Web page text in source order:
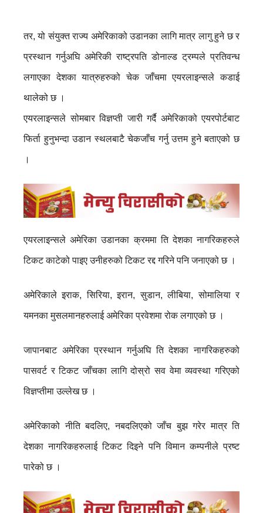
तर, यो संयुक्त राज्य अमेरिकाको उडानका लागि मात्र लागु हुने छ र
प्रस्थान गर्नुअघि अमेरिकी राष्ट्रपति डोनाल्ड ट्रम्पले प्रतिवन्ध
लगाएका देशका यात्रुहरुको चेक जाँचमा एयरलाइन्सले कडाई
थालेको छ ।
एयरलाइन्सले सोमबार विज्ञप्ती जारी गर्दै अमेरिकाको एयरपोर्टबाट
फिर्ता हुनुभन्दा उडान स्थलबाटै चेकजाँच गर्नु उत्तम हुने बताएको छ
।
एयरलाइन्सले अमेरिका उडानका क्रममा ति देशका नागरिकहरुले
टिकट काटेको पाइए उनीहरुको टिकट रद्द गरिने पनि जनाएको छ ।
अमेरिकाले इराक, सिरिया, इरान, सुडान, लीबिया, सोमालिया र
यमनका मुसलमानहरुलाई अमेरिका प्रवेशमा रोक लगाएको छ ।
जापानबाट अमेरिका प्रस्थान गर्नुअघि ति देशका नागरिकहरुको
पासवर्ट र टिकट जाँचका लागि दोस्रो सव वेमा व्यवस्था गरिएको
विज्ञप्तीमा उल्लेख छ ।
अमेरिकाको नीति बदलिए, नबदलिएको जाँच बुझ गरेर मात्र ति
देशका नागरिकहरुलाई टिकट दिइने पनि विमान कम्पनीले प्रष्ट
पारेको छ ।